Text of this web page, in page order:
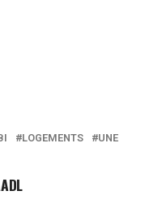
LOGEMENTS UNE